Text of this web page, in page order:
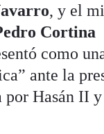
, y el
Cortina
como
ante la
por Hasán II